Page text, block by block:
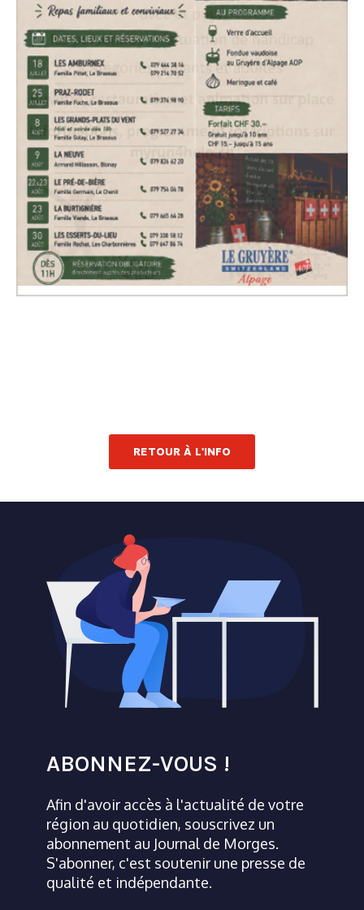
RETOUR À L'INFO
ABONNEZ-VOUS !
Afin d'avoir accès à l'actualité de votre
région au quotidien, souscrivez un
abonnement au Journal de Morges.
S'abonner, c'est soutenir une presse de
qualité et indépendante.